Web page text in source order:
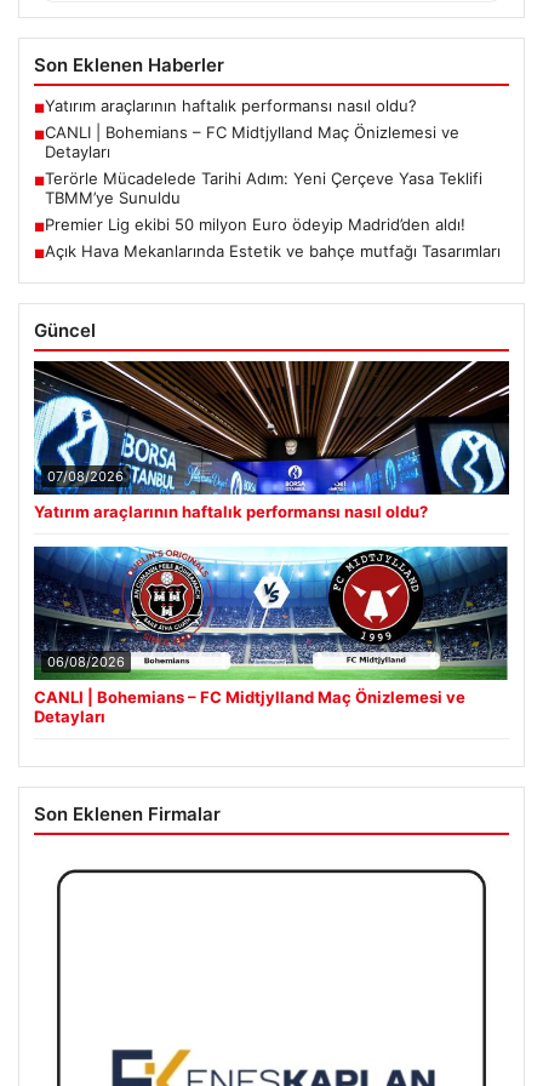
Son Eklenen Haberler
■Yatırım araçlarının haftalık performansı nasıl oldu?
■CANLI | Bohemians – FC Midtjylland Maç Önizlemesi ve
Detayları
■Terörle Mücadelede Tarihi Adım: Yeni Çerçeve Yasa Teklifi
TBMM’ye Sunuldu
■Premier Lig ekibi 50 milyon Euro ödeyip Madrid’den aldı!
■Açık Hava Mekanlarında Estetik ve bahçe mutfağı Tasarımları
Güncel
07/08/2026
Yatırım araçlarının haftalık performansı nasıl oldu?
06/08/2026
CANLI | Bohemians – FC Midtjylland Maç Önizlemesi ve
Detayları
Son Eklenen Firmalar